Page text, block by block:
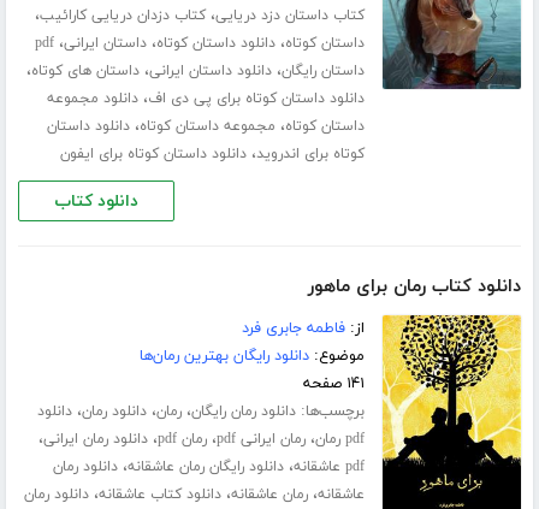
کتاب داستان دزد دریایی،کتاب دزدان دریایی کارائیب،
داستان کوتاه،دانلود داستان کوتاه،داستان ایرانی،pdf
داستان رایگان،دانلود داستان ایرانی،داستان های کوتاه،
دانلود داستان کوتاه برای پی دی اف،دانلود مجموعه
داستان کوتاه، مجموعه داستان کوتاه،دانلود داستان
کوتاه برای اندروید،دانلود داستان کوتاه برای ایفون
دانلود کتاب
دانلود کتاب رمان برای ماهور
از:فاطمه جابری فرد
موضوع:دانلود رایگان بهترین رمان‌ها
۱۴۱ صفحه
برچسب‌ها:دانلود رمان رایگان،رمان،دانلود رمان،دانلود
pdf رمان
،رمان ایرانی pdf ،رمان pdf ،دانلود رمان ایرانی،
pdf عاشقانه ،دانلود رایگان رمان عاشقانه،دانلود رمان
عاشقانه،رمان عاشقانه،دانلود کتاب عاشقانه،دانلود رمان